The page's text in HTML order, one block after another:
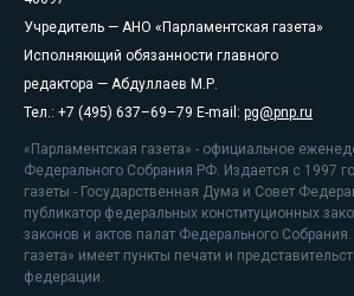
Учредитель — АНО «Парламентская газета»
Исполняющий обязанности главного
редактора — Абдуллаев М.Р.
Тел.: +7 (495) 637–69–79 E-mail: pg@pnp.ru
«Парламентская газета» - официальное
Федерального Собрания РФ. Издается с 1997
газеты - Государственная Дума и Совет
публикатор федеральных конституционных
законов и актов палат Федерального
газета» имеет пункты печати и
федерации.